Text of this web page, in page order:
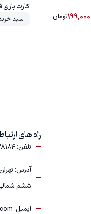
199,000تومان
کارت بازی
سبد
راه های
تلفن: 77338184-021
آدرس:
ششم
ایمیل: info@munga.com